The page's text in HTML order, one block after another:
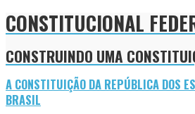
CONSTITUCIONAL
CONSTRUINDO UMA
A CONSTITUIÇÃO DA REPÚBLICA DOS
BRASIL